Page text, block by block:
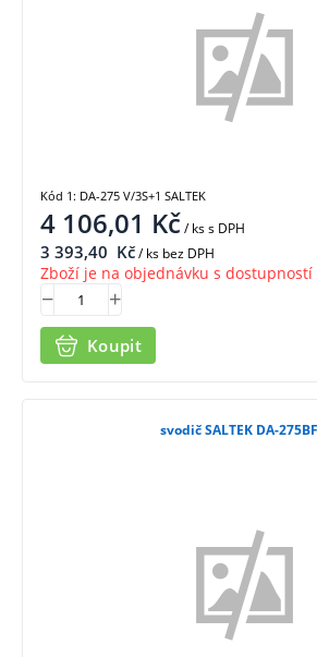
4 106,01 Kč/ kss DPH
3 393,40 Kč/ ks bez DPH
Zboží je na objednávku s dostupností
Koupit
Kód 1: DA-275 V/3S+1 SALTEK
svodič SALTEK DA-